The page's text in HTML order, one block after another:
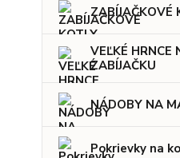
ZABÍJAČKOVÉ
VEĽKÉ HRNCE
ZABÍJAČKU
NÁDOBY NA
Pokrievky na